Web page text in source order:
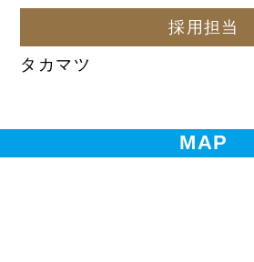
採用担当
タカマツ
MAP